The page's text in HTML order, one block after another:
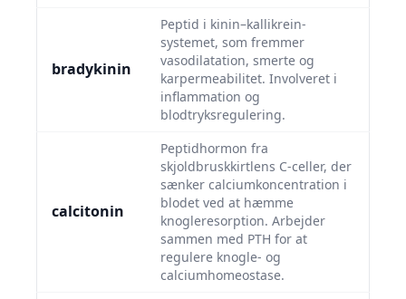
bradykinin
Peptid i kinin–kallikrein-
systemet, som fremmer
vasodilatation, smerte og
karpermeabilitet. Involveret i
inflammation og
blodtryksregulering.
calcitonin
Peptidhormon fra
skjoldbruskkirtlens C-celler, der
sænker calciumkoncentration i
blodet ved at hæmme
knogleresorption. Arbejder
sammen med PTH for at
regulere knogle- og
calciumhomeostase.